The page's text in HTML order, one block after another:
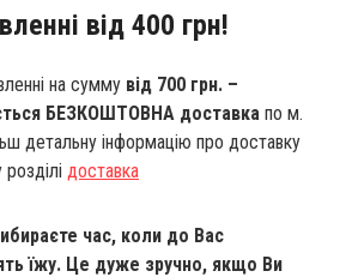
від 400 грн!
на сумму від 700 грн. –
БЕЗКОШТОВНА доставка по м.
детальну інформацію про доставку
розділі доставка
час, коли до Вас
їжу. Це дуже зручно, якщо Ви